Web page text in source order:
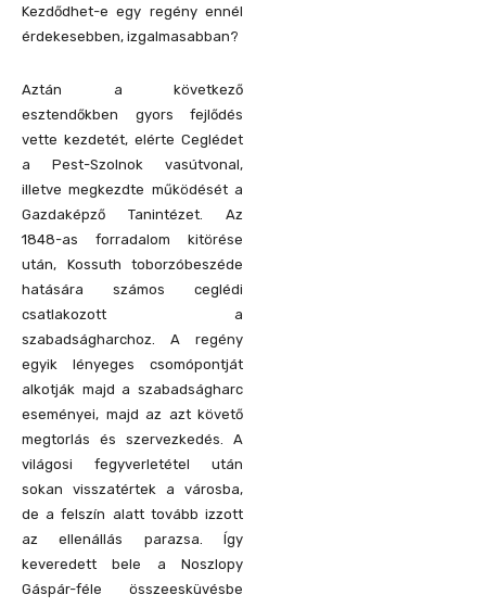
Kezdődhet-e egy regény ennél
érdekesebben, izgalmasabban?
Aztán a következő
esztendőkben gyors fejlődés
vette kezdetét, elérte Ceglédet
a Pest-Szolnok vasútvonal,
illetve megkezdte működését a
Gazdaképző Tanintézet. Az
1848-as forradalom kitörése
után, Kossuth toborzóbeszéde
hatására számos ceglédi
csatlakozott a
szabadságharchoz. A regény
egyik lényeges csomópontját
alkotják majd a szabadságharc
eseményei, majd az azt követő
megtorlás és szervezkedés. A
világosi fegyverletétel után
sokan visszatértek a városba,
de a felszín alatt tovább izzott
az ellenállás parazsa. Így
keveredett bele a Noszlopy
Gáspár-féle összeesküvésbe